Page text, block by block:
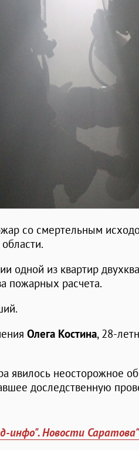
со смертельным
одной из квартир
пожарных расчета.
Олега Костина, 28-
явилось неосторожное
доследственную
инфо". Новости